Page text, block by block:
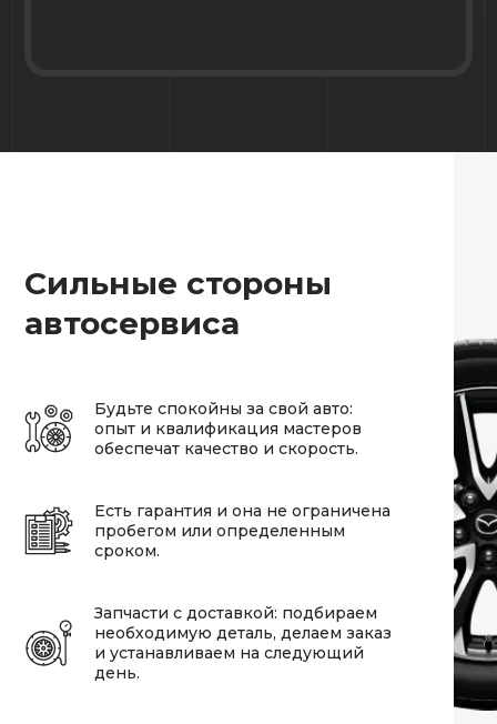
Сильные стороны
автосервиса
Будьте спокойны за свой авто:
опыт и квалификация мастеров
обеспечат качество и скорость.
Есть гарантия и она не ограничена
пробегом или определенным
сроком.
Запчасти с доставкой: подбираем
необходимую деталь, делаем заказ
и устанавливаем на следующий
день.